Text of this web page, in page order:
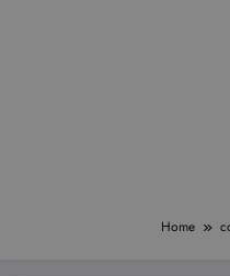
Home